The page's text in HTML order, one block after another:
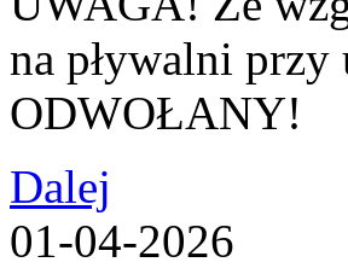
na pływalni
ODWOŁANY!
Dalej
01-04-2026